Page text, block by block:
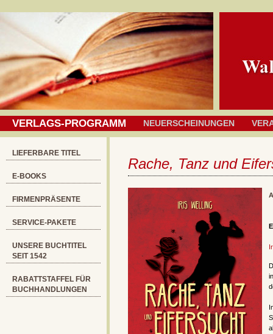
VERLAGS-PROGRAMM NEUERSCHEINUNGEN
LIEFERBARE TITEL
E-BOOKS
FIRMENPRÄSENTE
SERVICE-PAKETE
UNSERE BUCHTITEL
SEIT 1542
RABATTSTAFFEL FÜR
BUCHHANDLUNGEN
Rache, Tanz und